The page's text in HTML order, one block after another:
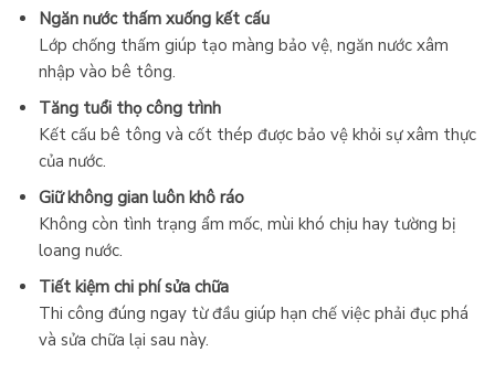
Ngăn nước thấm xuống kết cấu
Lớp chống thấm giúp tạo màng bảo vệ, ngăn nước xâm
nhập vào bê tông.
Tăng tuổi thọ công trình
Kết cấu bê tông và cốt thép được bảo vệ khỏi sự xâm thực
của nước.
Giữ không gian luôn khô ráo
Không còn tình trạng ẩm mốc, mùi khó chịu hay tường bị
loang nước.
Tiết kiệm chi phí sửa chữa
Thi công đúng ngay từ đầu giúp hạn chế việc phải đục phá
và sửa chữa lại sau này.